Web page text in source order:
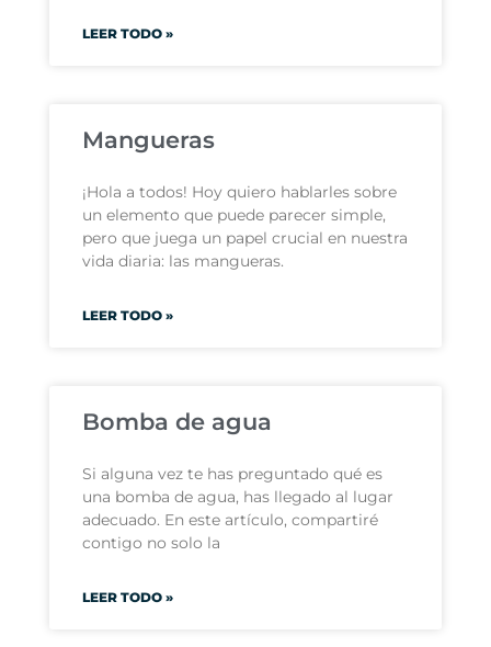
LEER TODO »
Mangueras
¡Hola a todos! Hoy quiero hablarles sobre
un elemento que puede parecer simple,
pero que juega un papel crucial en nuestra
vida diaria: las mangueras.
LEER TODO »
Bomba de agua
Si alguna vez te has preguntado qué es
una bomba de agua, has llegado al lugar
adecuado. En este artículo, compartiré
contigo no solo la
LEER TODO »